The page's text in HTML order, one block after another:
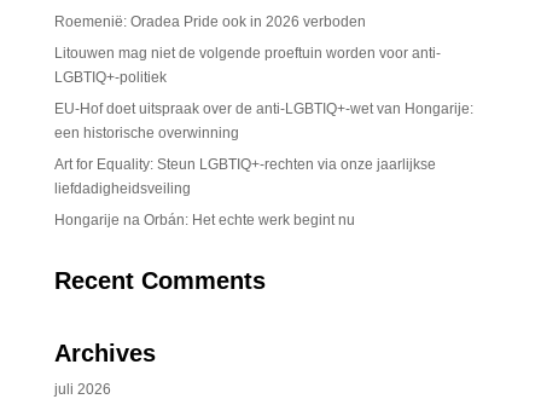
Roemenië: Oradea Pride ook in 2026 verboden
Litouwen mag niet de volgende proeftuin worden voor anti-
LGBTIQ+-politiek
EU-Hof doet uitspraak over de anti-LGBTIQ+-wet van Hongarije:
een historische overwinning
Art for Equality: Steun LGBTIQ+-rechten via onze jaarlijkse
liefdadigheidsveiling
Hongarije na Orbán: Het echte werk begint nu
Recent Comments
Archives
juli 2026